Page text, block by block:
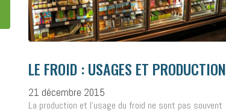
LE FROID : USAGES ET PRODUCTION
21 décembre 2015
La production et l’usage du froid ne sont pas souvent